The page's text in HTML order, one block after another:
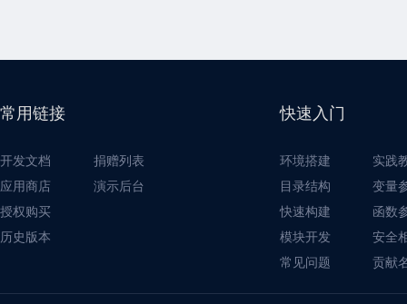
常用链接
开发文档
捐赠列表
应用商店
演示后台
授权购买
历史版本
快速入门
环境搭建
实践
目录结构
变量
快速构建
函数
模块开发
安全
常见问题
贡献